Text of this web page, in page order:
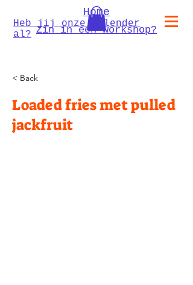
Heb jij onze kalender
al? Zin in een workshop?
Home
< Back
Loaded fries met pulled
jackfruit